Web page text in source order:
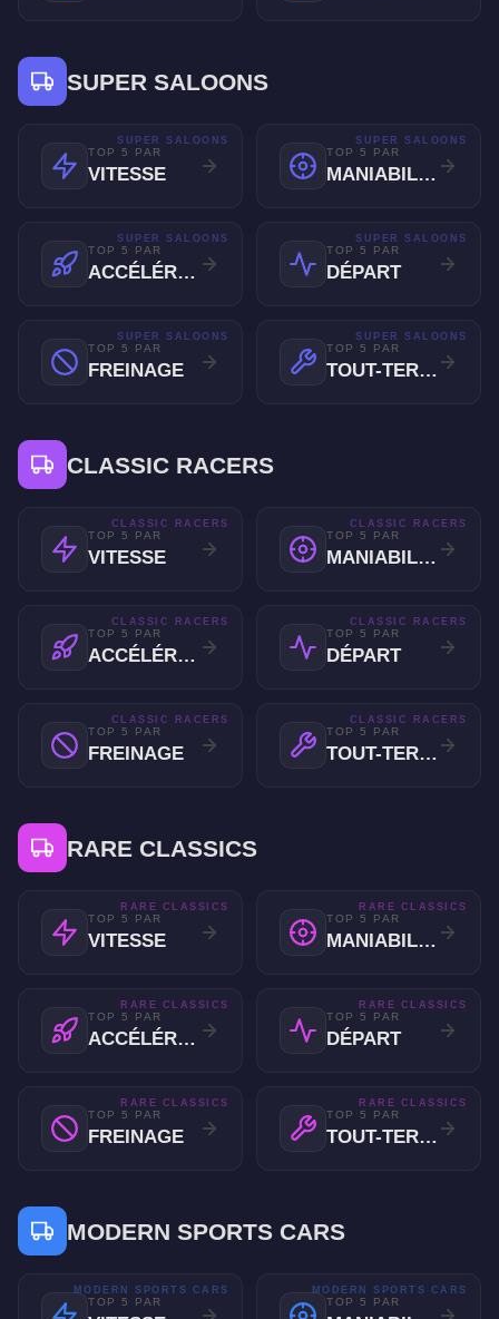
SUPER SALOONS
TOP 5 PAR
VITESSE
SUPER SALOONS
TOP 5 PAR
MANIABILITÉ
SUPER SALOONS
TOP 5 PAR
ACCÉLÉRATION
SUPER SALOONS
TOP 5 PAR
DÉPART
SUPER SALOONS
TOP 5 PAR
FREINAGE
SUPER SALOONS
TOP 5 PAR
TOUT-TERRAIN
SUPER SALOONS
CLASSIC RACERS
TOP 5 PAR
VITESSE
CLASSIC RACERS
TOP 5 PAR
MANIABILITÉ
CLASSIC RACERS
TOP 5 PAR
ACCÉLÉRATION
CLASSIC RACERS
TOP 5 PAR
DÉPART
CLASSIC RACERS
TOP 5 PAR
FREINAGE
CLASSIC RACERS
TOP 5 PAR
TOUT-TERRAIN
CLASSIC RACERS
RARE CLASSICS
TOP 5 PAR
VITESSE
RARE CLASSICS
TOP 5 PAR
MANIABILITÉ
RARE CLASSICS
TOP 5 PAR
ACCÉLÉRATION
RARE CLASSICS
TOP 5 PAR
DÉPART
RARE CLASSICS
TOP 5 PAR
FREINAGE
RARE CLASSICS
TOP 5 PAR
TOUT-TERRAIN
RARE CLASSICS
MODERN SPORTS CARS
TOP 5 PAR
MODERN SPORTS CARS
TOP 5 PAR
MODERN SPORTS CARS